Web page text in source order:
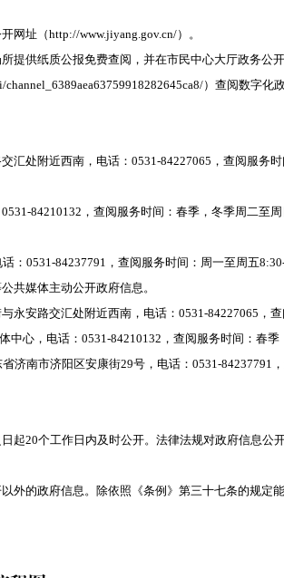
网址（http://www.jiyang.gov.cn/）。
提供纸质公报免费查阅，并在市民中心大厅政务公
）查阅数字
汇处附近西南，电话： 0531-84227065，查阅服务
0531-84210132，查阅服务时间：春季，冬季周二至
：0531-84237791，查阅服务时间：周一至周五
共媒体主动公开政府信息。
永安路交汇处附近西南，电话： 0531-84227065，
中心，电话：0531-84210132，查阅服务时间：春
济南市济阳区安康街29号，电话：0531-84237791
起20个工作日内及时公开。法律法规对政府信息公
外的政府信息。除依照《条例》第三十七条的规定